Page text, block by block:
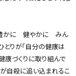
豊かに 健やかに みん
とりが「自分の健康は
康づくりに取り組んで
が自殺に追い込まれるこ